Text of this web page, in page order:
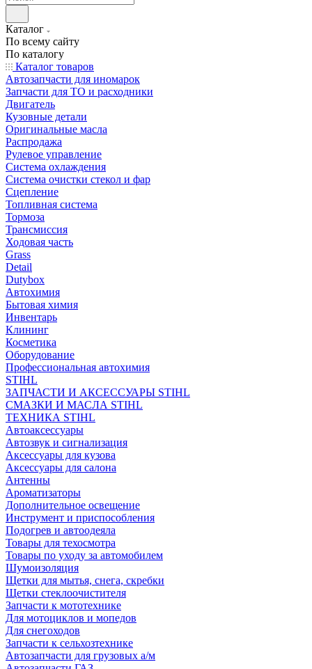
Каталог
По всему сайту
По каталогу
Каталог товаров
Автозапчасти для иномарок
Запчасти для ТО и расходники
Двигатель
Кузовные детали
Оригинальные масла
Распродажа
Рулевое управление
Система охлаждения
Система очистки стекол и фар
Сцепление
Топливная система
Тормоза
Трансмиссия
Ходовая часть
Grass
Detail
Dutybox
Автохимия
Бытовая химия
Инвентарь
Клининг
Косметика
Оборудование
Профессиональная автохимия
STIHL
ЗАПЧАСТИ И АКСЕССУАРЫ STIHL
СМАЗКИ И МАСЛА STIHL
ТЕХНИКА STIHL
Автоаксессуары
Автозвук и сигнализация
Аксессуары для кузова
Аксессуары для салона
Антенны
Ароматизаторы
Дополнительное освещение
Инструмент и приспособления
Подогрев и автоодеяла
Товары для техосмотра
Товары по уходу за автомобилем
Шумоизоляция
Щетки для мытья, снега, скребки
Щетки стеклоочистителя
Запчасти к мототехнике
Для мотоциклов и мопедов
Для снегоходов
Запчасти к сельхозтехнике
Автозапчасти для грузовых а/м